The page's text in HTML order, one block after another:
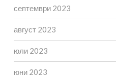
септември 2023
август 2023
юли 2023
юни 2023